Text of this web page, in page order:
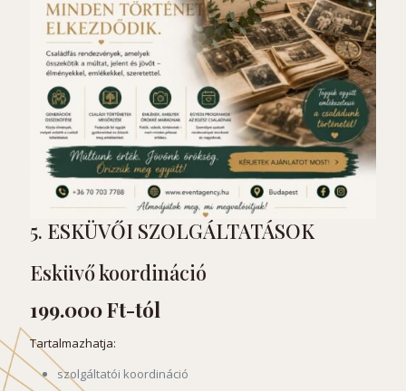
5. ESKÜVŐI SZOLGÁLTATÁSOK
Esküvő koordináció
199.000 Ft-tól
Tartalmazhatja:
szolgáltatói koordináció